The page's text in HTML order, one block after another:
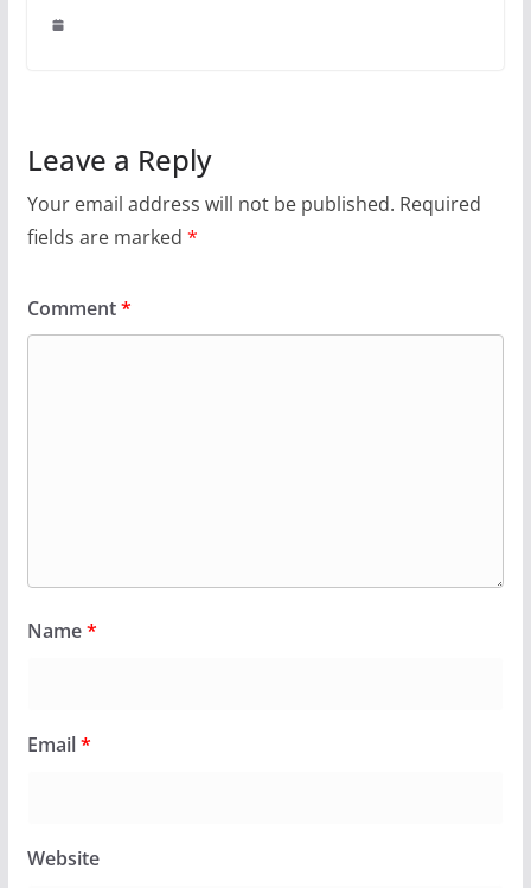
Leave a Reply
Your email address will not be published. Required
fields are marked *
Comment*
Name*
Email*
Website